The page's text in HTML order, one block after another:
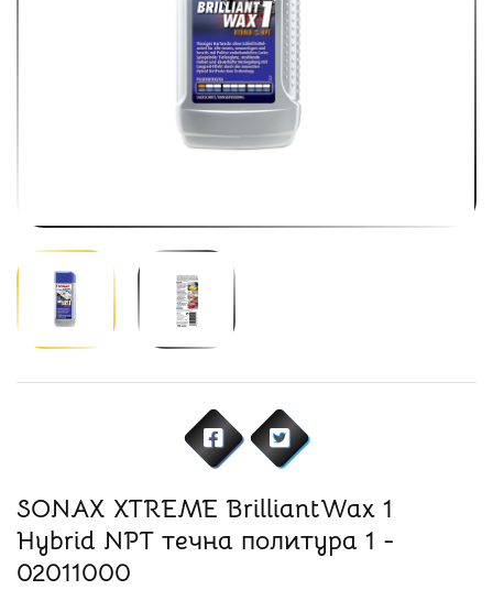
SONAX XTREME BrilliantWax 1
Hybrid NPT течна политура 1 -
02011000